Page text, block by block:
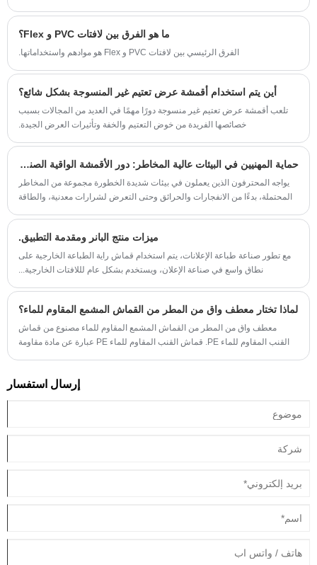
PVC Tabaulins السوق بسرعة مع خصائصها الفريدة ومحبوبة للغاية من قبل
العملاء. هم المنتجات الرئيسية في سوق القماش المشمع الحالي.
ما هو الفرق بين لافتات PVC و Flex؟
الفرق الرئيسي بين لافتات PVC و Flex هو موادهم واستخداماتها.
أين يتم استخدام أقمشة عرض تعتيم غير المنسوجة بشكل شائع؟
تلعب أقمشة عرض تعتيم غير منسوجة دورًا مهمًا في العديد من المجالات بسبب
خصائصها الفريدة من خوض التعتيم والخفة وتأثيرات العرض الجيدة.
حماية المهنيين في البيئات عالية المخاطر: دور الأقمشة الواقية الصناعية
يواجه المحترفون الذين يعملون في بيئات شديدة الخطورة مجموعة من المخاطر
المحتملة، بدءًا من الانفجارات والحرائق وحتى التعرض لشرارات معدنية، والطاقة
ميزات منتج البانر ومقدمة التطبيق.
مع تطور صناعة طباعة الإعلانات، يتم استخدام قماش راية الطباعة الخارجية على
نطاق واسع في صناعة الإعلان، ويستخدم بشكل عام لللافتات الخارجية...
لماذا تختار معطف واق من المطر من القماش المشمع المقاوم للماء؟
معطف واق من المطر من القماش المشمع المقاوم للماء مصنوع من قماش
القنب المقاوم للماء PE. قماش القنب المقاوم للماء PE عبارة عن مادة مقاومة
إرسال استفسار